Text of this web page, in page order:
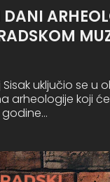
DANI
uključio se u
arheologije koji će
godine…